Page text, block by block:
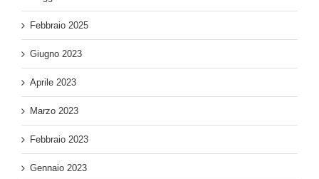
Febbraio 2025
Giugno 2023
Aprile 2023
Marzo 2023
Febbraio 2023
Gennaio 2023